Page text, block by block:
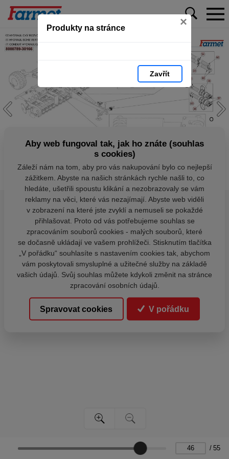
Produkty na stránce ×
Zavřít
/ 55
Aby web fungoval tak, jak ho znáte (souhlas
s cookies)
Záleží nám na tom, aby pro vás nakupování bylo co nejlepší
zážitkem. Abyste na našich stránkách rychle našli to, co
hledáte, ušetřili spoustu klikání a nezobrazovaly se vám
reklamy na věci, které vás nezajímají. Abyste web viděli
v zobrazení na které jste zvyklí a nemuseli se pokaždé
přihlašovat. Proto od vás potřebujeme souhlas se
zpracováním souborů cookies - malých souborů, které
se dočasně ukládají ve vašem prohlížeči. Stisknutím tlačítka
„V pořádku“ souhlasíte s nastavením cookies tak, abychom
vám poskytovali smysluplné a užitečné služby na základě
vašich údajů. Svůj souhlas můžete kdykoli změnit na stránce
zpracování osobních údajů.
Spravovat cookies V pořádku